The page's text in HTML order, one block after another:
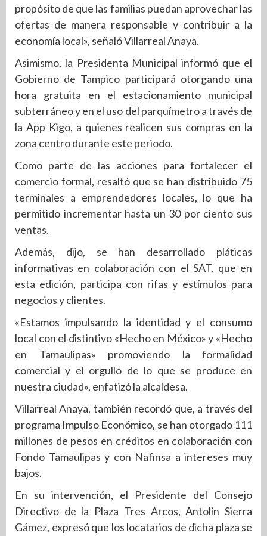
propósito de que las familias puedan aprovechar las
ofertas de manera responsable y contribuir a la
economía local», señaló Villarreal Anaya.
Asimismo, la Presidenta Municipal informó que el
Gobierno de Tampico participará otorgando una
hora gratuita en el estacionamiento municipal
subterráneo y en el uso del parquímetro a través de
la App Kigo, a quienes realicen sus compras en la
zona centro durante este periodo.
Como parte de las acciones para fortalecer el
comercio formal, resaltó que se han distribuido 75
terminales a emprendedores locales, lo que ha
permitido incrementar hasta un 30 por ciento sus
ventas.
Además, dijo, se han desarrollado pláticas
informativas en colaboración con el SAT, que en
esta edición, participa con rifas y estímulos para
negocios y clientes.
«Estamos impulsando la identidad y el consumo
local con el distintivo «Hecho en México» y «Hecho
en Tamaulipas» promoviendo la formalidad
comercial y el orgullo de lo que se produce en
nuestra ciudad», enfatizó la alcaldesa.
Villarreal Anaya, también recordó que, a través del
programa Impulso Económico, se han otorgado 111
millones de pesos en créditos en colaboración con
Fondo Tamaulipas y con Nafinsa a intereses muy
bajos.
En su intervención, el Presidente del Consejo
Directivo de la Plaza Tres Arcos, Antolín Sierra
Gámez, expresó que los locatarios de dicha plaza se